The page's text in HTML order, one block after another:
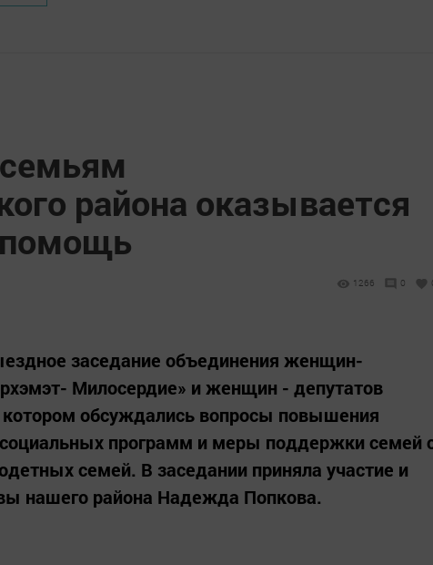
района оказывается
1266 0
заседание объединения женщин-
Милосердие» и женщин - депутатов
обсуждались вопросы повышения
программ и меры поддержки семей
семей. В заседании приняла участие и
нашего района Надежда Попкова.